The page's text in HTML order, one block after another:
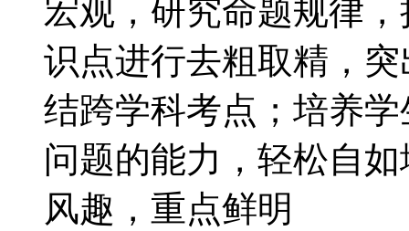
宏观，研究命题规律
识点进行去粗取精，
结跨学科考点；培养
问题的能力，轻松自
风趣，重点鲜明